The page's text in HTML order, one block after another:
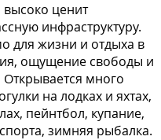
высоко ценит
инфраструктуру.
для жизни и отдыха в
ощущение свободы и
много
на лодках и яхтах,
пейнтбол, купание,
зимняя рыбалка.